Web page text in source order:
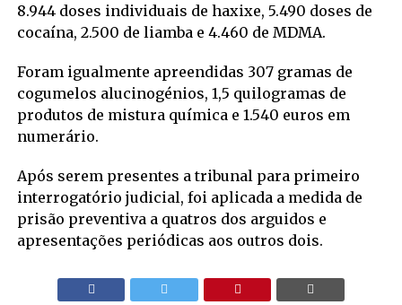
8.944 doses individuais de haxixe, 5.490 doses de
cocaína, 2.500 de liamba e 4.460 de MDMA.
Foram igualmente apreendidas 307 gramas de
cogumelos alucinogénios, 1,5 quilogramas de
produtos de mistura química e 1.540 euros em
numerário.
Após serem presentes a tribunal para primeiro
interrogatório judicial, foi aplicada a medida de
prisão preventiva a quatros dos arguidos e
apresentações periódicas aos outros dois.